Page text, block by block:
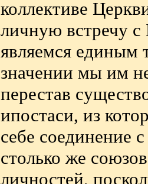
коллективе
личную встречу
являемся единым
значении мы им
перестав
ипостаси, из
себе соединение
столько же
личностей,